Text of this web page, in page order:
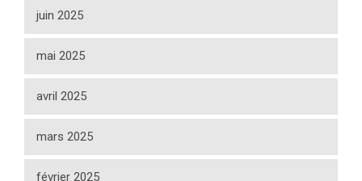
juin 2025
mai 2025
avril 2025
mars 2025
février 2025